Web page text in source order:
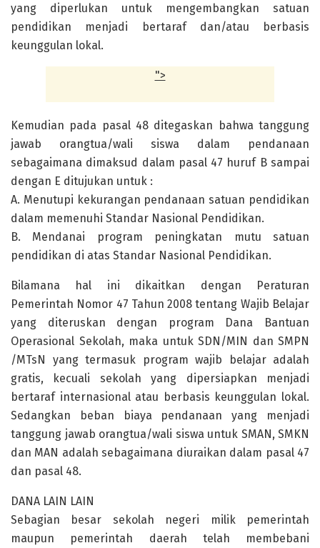
yang diperlukan untuk mengembangkan satuan
pendidikan menjadi bertaraf dan/atau berbasis
keunggulan lokal.
">
Kemudian pada pasal 48 ditegaskan bahwa tanggung
jawab orangtua/wali siswa dalam pendanaan
sebagaimana dimaksud dalam pasal 47 huruf B sampai
dengan E ditujukan untuk :
A. Menutupi kekurangan pendanaan satuan pendidikan
dalam memenuhi Standar Nasional Pendidikan.
B. Mendanai program peningkatan mutu satuan
pendidikan di atas Standar Nasional Pendidikan.
Bilamana hal ini dikaitkan dengan Peraturan
Pemerintah Nomor 47 Tahun 2008 tentang Wajib Belajar
yang diteruskan dengan program Dana Bantuan
Operasional Sekolah, maka untuk SDN/MIN dan SMPN
/MTsN yang termasuk program wajib belajar adalah
gratis, kecuali sekolah yang dipersiapkan menjadi
bertaraf internasional atau berbasis keunggulan lokal.
Sedangkan beban biaya pendanaan yang menjadi
tanggung jawab orangtua/wali siswa untuk SMAN, SMKN
dan MAN adalah sebagaimana diuraikan dalam pasal 47
dan pasal 48.
DANA LAIN LAIN
Sebagian besar sekolah negeri milik pemerintah
maupun pemerintah daerah telah membebani